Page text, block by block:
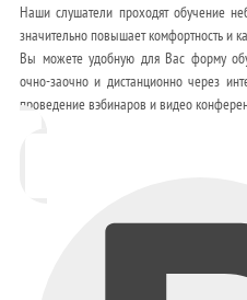
Наши слушатели проходят обучение
значительно повышает комфортность и
Вы можете удобную для Вас форму
очно-заочно и дистанционно через
проведение вэбинаров и видео